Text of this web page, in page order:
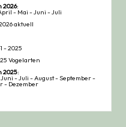
2026:
- Mai -Juni -Juli
aktuell
- 2025
Vogelarten
2025:
Juni -Juli -August-September-
- Dezember